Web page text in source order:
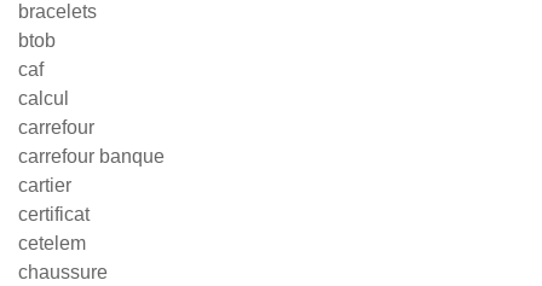
bracelets
btob
caf
calcul
carrefour
carrefour banque
cartier
certificat
cetelem
chaussure